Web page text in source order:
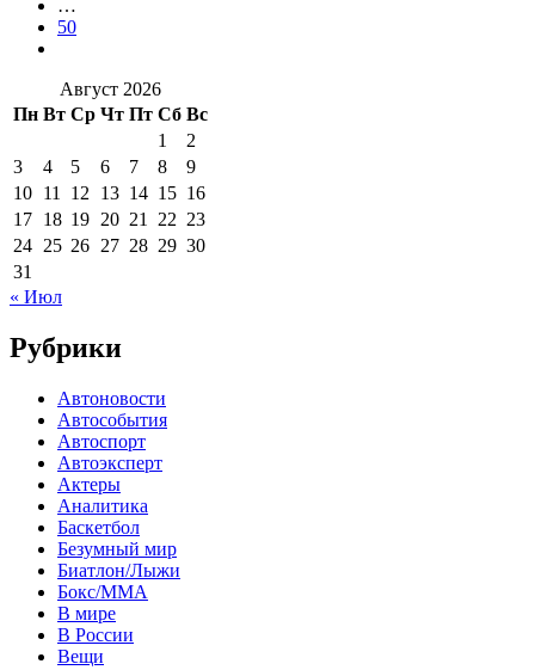
…
50
Август 2026
Пн Вт Ср Чт Пт Сб Вс
1
2
3
4 5 6 7 8
9
10 11 12 13 14 15 16
17 18 19 20 21 22 23
24 25 26 27 28 29 30
31
« Июл
Рубрики
Автоновости
Автособытия
Автоспорт
Автоэксперт
Актеры
Аналитика
Баскетбол
Безумный мир
Биатлон/Лыжи
Бокс/MMA
В мире
В России
Вещи